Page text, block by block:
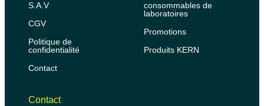
S.A.V
CGV
Politique de
confidentialité
Contact
consommables de
laboratoires
Promotions
Produits KERN
Contact